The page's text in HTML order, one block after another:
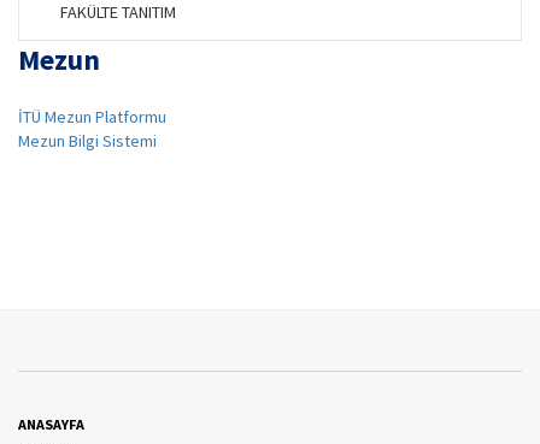
FAKÜLTE TANITIM
Mezun
İTÜ Mezun Platformu
Mezun Bilgi Sistemi
ANASAYFA